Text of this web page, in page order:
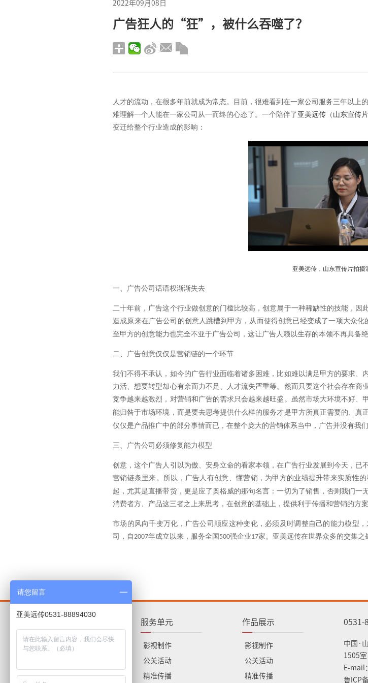
2022年09月08日
广告狂人的“狂”，被什么吞噬了？
人才的流动，在很多年前就成为常态。目前，很难看到在一家公司服务三年以上
难理解一个人能在一家公司从一而终的心态了。一个陪伴了 亚美远传 （ 山东宣传
变迁给整个行业造成的影响：
亚美远传 ， 山东宣传片拍摄
一、 广告公司话语权渐渐失去
二十年前，广告这个行业做创意的门槛比较高，创意属于一种稀缺性的技能， 因
造成原来在广告公司的创意人跳槽到甲方，从而使得创意已经变成了一项大众
至甲方的创意能力也完全不亚于广告公司，这让广告人赖以生存的本领不再具备绝
二、广告创意仅仅是营销链的一个环节
我们不得不承认，如今的广告行业面临着诸多困难，比如难以满足甲方的要求
力活、想要转型却心有余而力不足、人才流失严重等。然而只要这个社会存在
竞争越来越激烈，对营销和广告的需求只会越来越旺盛。 虽然市场大环境不好、
能归咎于市场环境，而是要去思考提供什么样的服务才是甲方所真正需要的、真
仅仅是产品推广中的部分事情而已，在整个庞大的营销体系当中，广告并没有我
三、广告公司必须修复能力模型
创意，这个广告人引以为傲、安身立命的看家本领，在广告行业发展到今天，
营销链条里来。所以，广告人有创意、懂营销， 为甲方的业绩提升带来实质性
起，尤其是直播带货，更是应了奥格威的那句名言：一切为了销售，否则我们一
消费者方、产品这三者之上来思考，在创意的基础上，提供利于传播和营销的方案
市场的风向千变万化，广告公司顺应这种变化，必须及时调整自己的能力模型
司，自2007年成立以来，服务全国 500强企业17家。亚美远传在世界众多的交集之
关于我们
新闻动态
服务单元
影视制作
公关活动
精准传播
作品展示
影视制作
公关活动
精准传播
0531-
中国·
1505室
E-mail
鲁ICP
请您留言
亚美远传0531-88894030